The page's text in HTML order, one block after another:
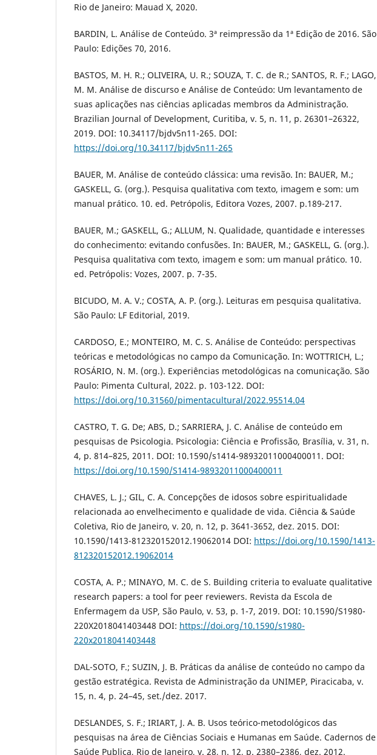
Rio de Janeiro: Mauad X, 2020.
BARDIN, L. Análise de Conteúdo. 3ª reimpressão da 1ª Edição de 2016. São
Paulo: Edições 70, 2016.
BASTOS, M. H. R.; OLIVEIRA, U. R.; SOUZA, T. C. de R.; SANTOS, R. F.; LAGO,
M. M. Análise de discurso e Análise de Conteúdo: Um levantamento de
suas aplicações nas ciências aplicadas membros da Administração.
Brazilian Journal of Development, Curitiba, v. 5, n. 11, p. 26301–26322,
2019. DOI: 10.34117/bjdv5n11-265. DOI:
https://doi.org/10.34117/bjdv5n11-265
BAUER, M. Análise de conteúdo clássica: uma revisão. In: BAUER, M.;
GASKELL, G. (org.). Pesquisa qualitativa com texto, imagem e som: um
manual prático. 10. ed. Petrópolis, Editora Vozes, 2007. p.189-217.
BAUER, M.; GASKELL, G.; ALLUM, N. Qualidade, quantidade e interesses
do conhecimento: evitando confusões. In: BAUER, M.; GASKELL, G. (org.).
Pesquisa qualitativa com texto, imagem e som: um manual prático. 10.
ed. Petrópolis: Vozes, 2007. p. 7-35.
BICUDO, M. A. V.; COSTA, A. P. (org.). Leituras em pesquisa qualitativa.
São Paulo: LF Editorial, 2019.
CARDOSO, E.; MONTEIRO, M. C. S. Análise de Conteúdo: perspectivas
teóricas e metodológicas no campo da Comunicação. In: WOTTRICH, L.;
ROSÁRIO, N. M. (org.). Experiências metodológicas na comunicação. São
Paulo: Pimenta Cultural, 2022. p. 103-122. DOI:
https://doi.org/10.31560/pimentacultural/2022.95514.04
CASTRO, T. G. De; ABS, D.; SARRIERA, J. C. Análise de conteúdo em
pesquisas de Psicologia. Psicologia: Ciência e Profissão, Brasília, v. 31, n.
4, p. 814–825, 2011. DOI: 10.1590/s1414-98932011000400011. DOI:
https://doi.org/10.1590/S1414-98932011000400011
CHAVES, L. J.; GIL, C. A. Concepções de idosos sobre espiritualidade
relacionada ao envelhecimento e qualidade de vida. Ciência & Saúde
Coletiva, Rio de Janeiro, v. 20, n. 12, p. 3641-3652, dez. 2015. DOI:
10.1590/1413-812320152012.19062014 DOI: https://doi.org/10.1590/1413-
812320152012.19062014
COSTA, A. P.; MINAYO, M. C. de S. Building criteria to evaluate qualitative
research papers: a tool for peer reviewers. Revista da Escola de
Enfermagem da USP, São Paulo, v. 53, p. 1-7, 2019. DOI: 10.1590/S1980-
220X2018041403448 DOI: https://doi.org/10.1590/s1980-
220x2018041403448
DAL-SOTO, F.; SUZIN, J. B. Práticas da análise de conteúdo no campo da
gestão estratégica. Revista de Administração da UNIMEP, Piracicaba, v.
15, n. 4, p. 24–45, set./dez. 2017.
DESLANDES, S. F.; IRIART, J. A. B. Usos teórico-metodológicos das
pesquisas na área de Ciências Sociais e Humanas em Saúde. Cadernos de
Saúde Publica, Rio de Janeiro, v. 28, n. 12, p. 2380–2386, dez. 2012.